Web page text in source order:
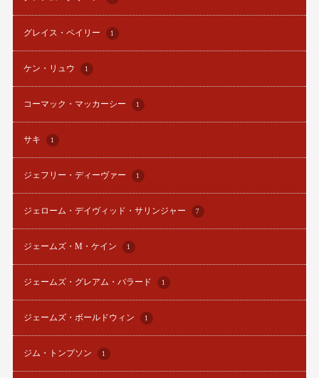
グレイス・ペイリー 1
ケン・リュウ 1
コーマック・マッカーシー 1
サキ 1
ジェフリー・ディーヴァー 1
ジェローム・デイヴィッド・サリンジャー 7
ジェームズ・M・ケイン 1
ジェームズ・グレアム・バラード 1
ジェームズ・ボールドウィン 1
ジム・トンプソン 1